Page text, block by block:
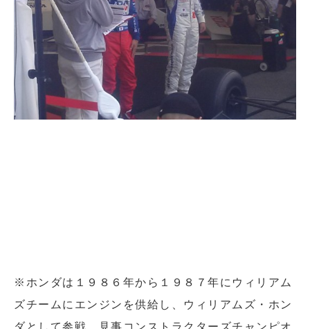
※ホンダは１９８６年から１９８７年にウィリアム
ズチームにエンジンを供給し、ウィリアムズ・ホン